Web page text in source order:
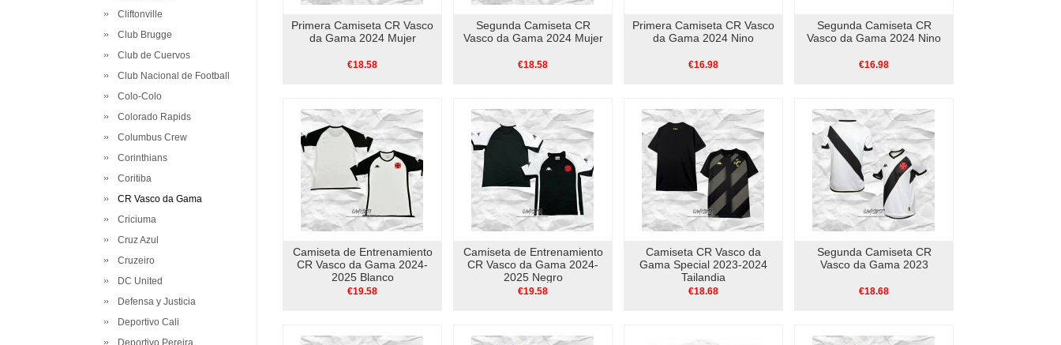
Cliftonville
Club Brugge
Club de Cuervos
Club Nacional de Football
Colo-Colo
Colorado Rapids
Columbus Crew
Corinthians
Coritiba
CR Vasco da Gama
Criciuma
Cruz Azul
Cruzeiro
DC United
Defensa y Justicia
Deportivo Cali
Deportivo Pereira
Primera Camiseta CR Vasco
da Gama 2024 Mujer
€18.58
Segunda Camiseta CR
Vasco da Gama 2024 Mujer
€18.58
Primera Camiseta CR Vasco
da Gama 2024 Nino
€16.98
Segunda Camiseta CR
Vasco da Gama 2024 Nino
€16.98
Camiseta de Entrenamiento
CR Vasco da Gama 2024-
2025 Blanco
€19.58
Camiseta de Entrenamiento
CR Vasco da Gama 2024-
2025 Negro
€19.58
Camiseta CR Vasco da
Gama Special 2023-2024
Tailandia
€18.68
Segunda Camiseta CR
Vasco da Gama 2023
€18.68